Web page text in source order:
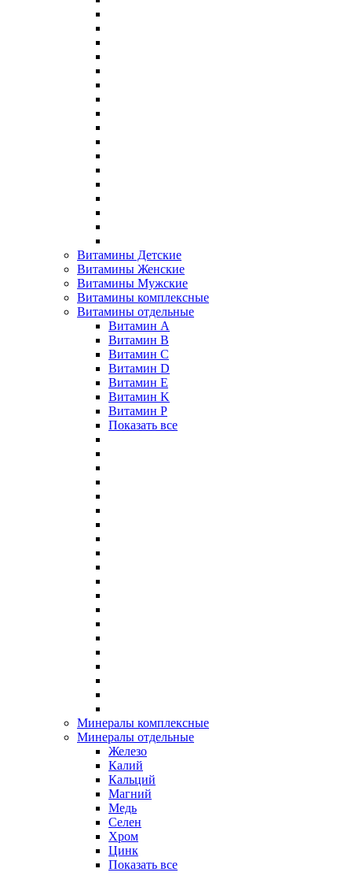
Витамины Детские
Витамины Женские
Витамины Мужские
Витамины комплексные
Витамины отдельные
Витамин A
Витамин B
Витамин C
Витамин D
Витамин E
Витамин K
Витамин P
Показать все
Минералы комплексные
Минералы отдельные
Железо
Калий
Кальций
Магний
Медь
Селен
Хром
Цинк
Показать все